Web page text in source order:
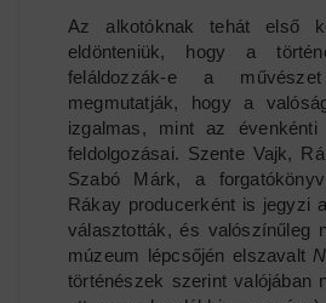
Az alkotóknak tehát első
eldönteniük, hogy a
feláldozzák-e a
megmutatják, hogy a
izgalmas, mint az évenkénti
feldolgozásai. Szente Vajk,
Szabó Márk, a
Rákay producerként is jegyzi
választották, és valószínűleg
múzeum lépcsőjén elszavalt
történészek szerint valójában